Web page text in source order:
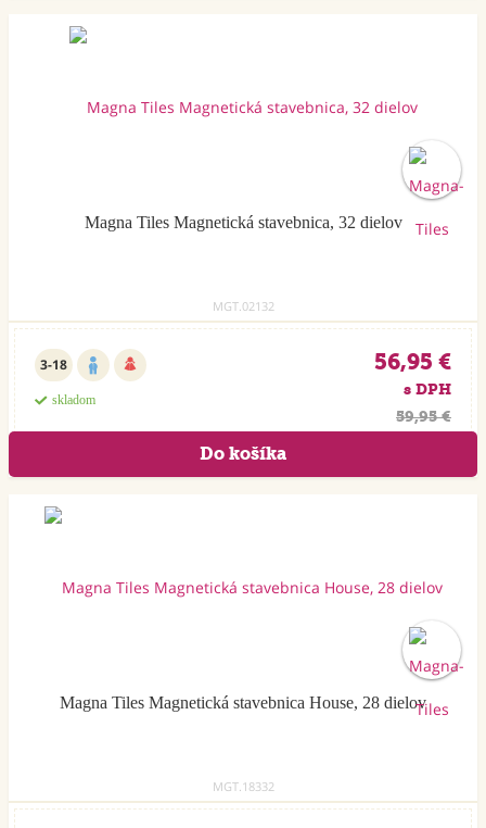
Magna Tiles Magnetická stavebnica, 32 dielov
MGT.02132
3-18
skladom
56,95 €
s DPH
59,95 €
Magna Tiles Magnetická stavebnica House, 28 dielov
MGT.18332